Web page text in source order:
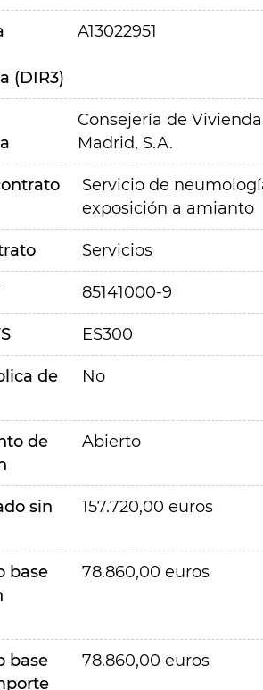
(DIR3)
A13022951
Consejería de
Madrid, S.A.
Servicio de
exposición a amianto
Servicios
85141000-9
ES300
de
No
de
Abierto
sin
157.720,00 euros
base
78.860,00 euros
base
78.860,00 euros